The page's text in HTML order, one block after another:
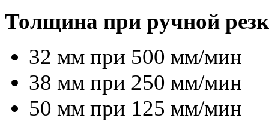
Толщина при ручной
32 мм при 500 мм/мин
38 мм при 250 мм/мин
50 мм при 125 мм/мин